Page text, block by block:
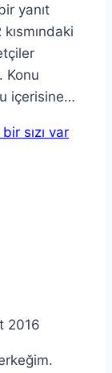
yanıt
Konu
içerisine…
sızı var
2016